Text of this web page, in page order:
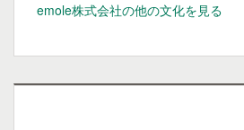
emole株式会社の他の文化を見る